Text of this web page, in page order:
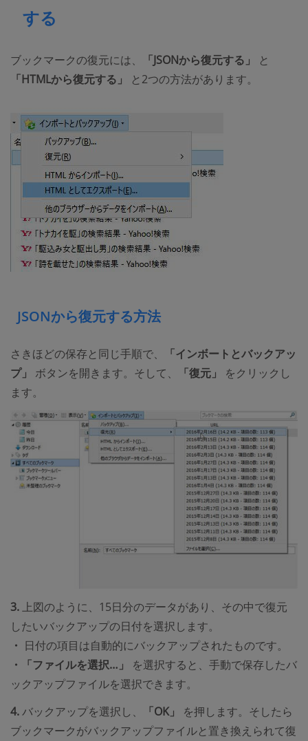
する
ブックマークの復元には、 「JSONから復元する」
と
「HTMLから復元する」
と2つの方法があります。
JSONから復元する方法
さきほどの保存と同じ手順で、
「インボートとバックアッ
プ」
ボタンを開きます。そして、 「復元」
をクリックし
ます。
3. 上図のように、15日分のデータがあり、その中で復元
したいバックアップの日付を選択します。
・ 日付の項目は自動的にバックアップされたものです。
・「ファイルを選択…」
を選択すると、手動で保存したバ
ックアップファイルを選択できます。
4.バックアップを選択し、 「OK」
を押します。そしたら
ブックマークがバックアップファイルと置き換えられて復